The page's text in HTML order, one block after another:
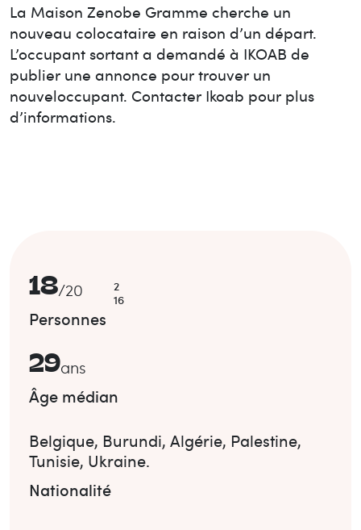
La Maison Zenobe Gramme cherche un
nouveau colocataire en raison d’un départ.
L’occupant sortant a demandé à IKOAB de
publier une annonce pour trouver un
nouveloccupant. Contacter Ikoab pour plus
d’informations.
18/20
2
16
Personnes
29ans
Âge médian
Belgique, Burundi, Algérie, Palestine,
Tunisie, Ukraine.
Nationalité